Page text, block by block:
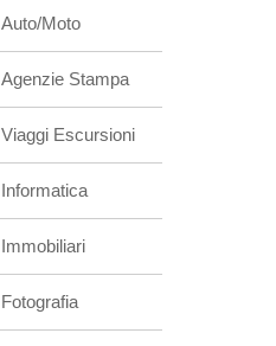
Auto/Moto
Agenzie Stampa
Viaggi Escursioni
Informatica
Immobiliari
Fotografia